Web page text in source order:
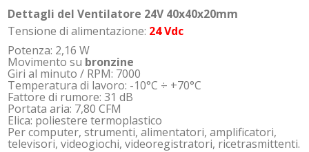
Dettagli del Ventilatore 24V 40x40x20mm
Tensione di alimentazione: 24 Vdc
Potenza: 2,16 W
Movimento su bronzine
Giri al minuto / RPM: 7000
Temperatura di lavoro: -10°C ÷ +70°C
Fattore di rumore: 31 dB
Portata aria: 7,80 CFM
Elica: poliestere termoplastico
Per computer, strumenti, alimentatori, amplificatori,
televisori, videogiochi, videoregistratori, ricetrasmittenti.